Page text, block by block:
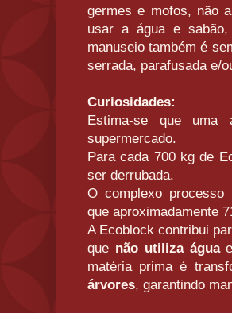
germes e mofos, não
usar a água e sabão,
manuseio também é
serrada, parafusada e/
Curiosidades:
Estima-se que
supermercado.
Para cada 700 kg de
ser derrubada.
O complexo processo
que aproximadamente
A Ecoblock contribui
que não utiliza água
matéria prima é
árvores, garantindo